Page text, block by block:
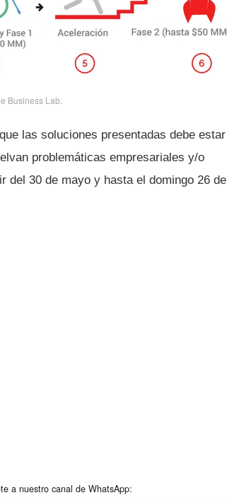
Business Lab.
las soluciones presentadas debe estar
problemáticas empresariales y/o
del 30 de mayo y hasta el domingo 26 de
a nuestro canal de WhatsApp: